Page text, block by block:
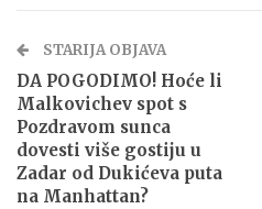
STARIJA OBJAVA
DA POGODIMO! Hoće li
Malkovichev spot s
Pozdravom sunca
dovesti više gostiju u
Zadar od Dukićeva puta
na Manhattan?